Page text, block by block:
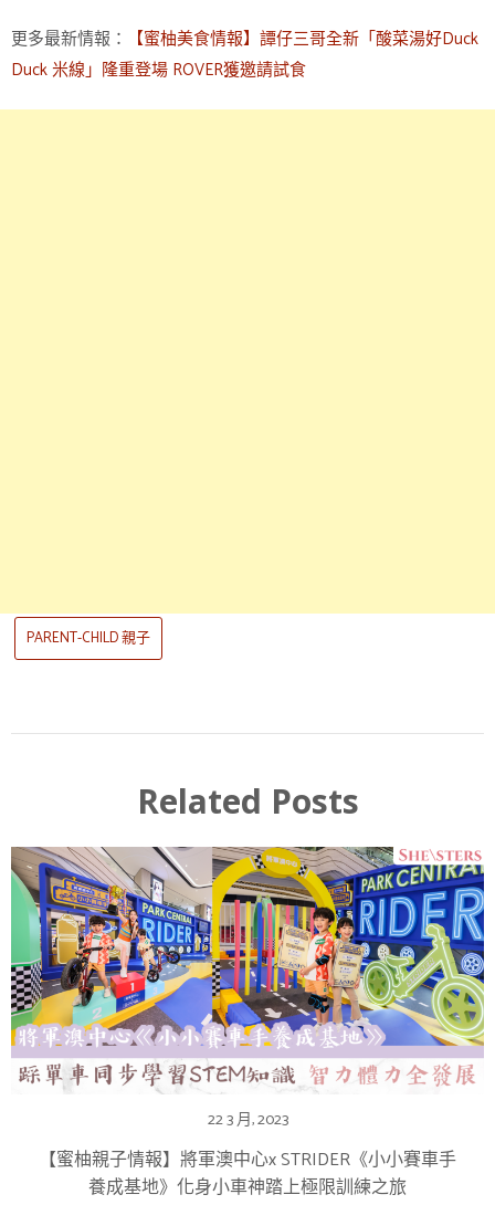
更多最新情報：
【蜜柚美食情報】譚仔三哥全新「酸菜湯好Duck
Duck 米線」隆重登場 ROVER獲邀請試食
PARENT-CHILD 親子
Related Posts
22 3 月, 2023
【蜜柚親子情報】將軍澳中心x STRIDER《小小賽車手
養成基地》化身小車神踏上極限訓練之旅